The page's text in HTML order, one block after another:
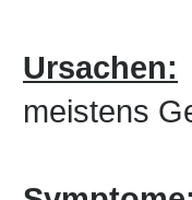
Ursachen:
meistens